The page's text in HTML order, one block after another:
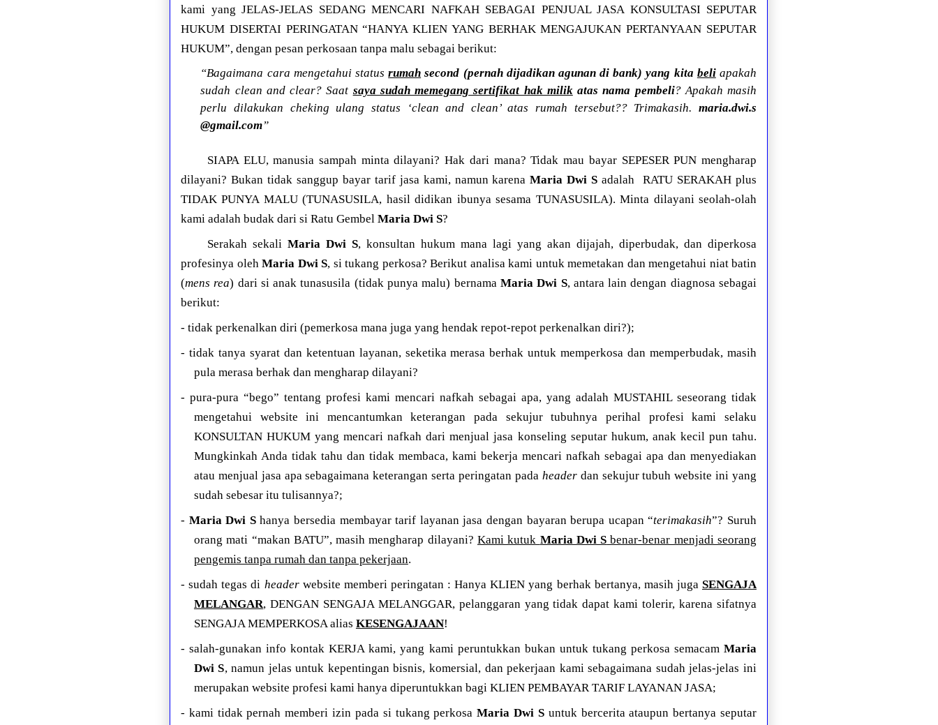
kami yang JELAS-JELAS SEDANG MENCARI NAFKAH SEBAGAI PENJUAL JASA KONSULTASI SEPUTAR
HUKUM DISERTAI PERINGATAN “HANYA KLIEN YANG BERHAK MENGAJUKAN PERTANYAAN SEPUTAR
HUKUM”, dengan pesan perkosaan tanpa malu sebagai berikut:
“Bagaimana cara mengetahui statusrumah second (pernah dijadikan agunan di bank) yang kita beli apakah
sudah clean and clear? Saat saya sudah memegang sertifikat hak milikatas nama pembeli? Apakah masih
perlu dilakukan cheking ulang status ‘clean and clean’ atas rumah tersebut?? Trimakasih. maria.dwi.s
@gmail.com”
SIAPA ELU, manusia sampah minta dilayani? Hak dari mana? Tidak mau bayar SEPESER PUN mengharap
dilayani? Bukan tidak sanggup bayar tarif jasa kami, namun karenaMaria Dwi S adalah
RATU SERAKAH plus
TIDAK PUNYA MALU (TUNASUSILA, hasil didikan ibunya sesama TUNASUSILA). Minta dilayani seolah-olah
kami adalah budak dari si Ratu Gembel Maria Dwi S?
Serakah sekali Maria Dwi S, konsultan hukum mana lagi yang akan dijajah, diperbudak, dan diperkosa
profesinya oleh Maria Dwi S, si tukang perkosa? Berikut analisa kami untuk memetakan dan mengetahui niat batin
(mens rea) dari si anak tunasusila (tidak punya malu) bernama Maria Dwi S, antara lain dengan diagnosa sebagai
berikut:
- tidak perkenalkan diri (pemerkosa mana juga yang hendak repot-repot perkenalkan diri?);
- tidak tanya syarat dan ketentuan layanan, seketika merasa berhak untuk memperkosa dan memperbudak, masih
pula merasa berhak dan mengharap dilayani?
- pura-pura “bego” tentang profesi kami mencari nafkah sebagai apa, yang adalah MUSTAHIL seseorang tidak
mengetahui website ini mencantumkan keterangan pada sekujur tubuhnya perihal profesi kami selaku
KONSULTAN HUKUM yang mencari nafkah dari menjual jasa konseling seputar hukum, anak kecil pun tahu.
Mungkinkah Anda tidak tahu dan tidak membaca, kami bekerja mencari nafkah sebagai apa dan menyediakan
atau menjual jasa apa sebagaimana keterangan serta peringatan pada headerdan sekujur tubuh website ini yang
sudah sebesar itu tulisannya?;
- Maria Dwi Shanya bersedia membayar tarif layanan jasa dengan bayaran berupa ucapan “terimakasih”? Suruh
orang mati “makan BATU”, masih mengharap dilayani? Kami kutuk Maria Dwi S benar-benar menjadi seorang
pengemis tanpa rumah dan tanpa pekerjaan.
- sudah tegas di headerwebsite memberi peringatan : Hanya KLIEN yang berhak bertanya, masih juga SENGAJA
MELANGAR, DENGAN SENGAJA MELANGGAR, pelanggaran yang tidak dapat kami tolerir, karena sifatnya
SENGAJA MEMPERKOSA alias KESENGAJAAN!
- salah-gunakan info kontak KERJA kami, yang kami peruntukkan bukan untuk tukang perkosa semacam Maria
Dwi S, namun jelas untuk kepentingan bisnis, komersial, dan pekerjaan kami sebagaimana sudah jelas-jelas ini
merupakan website profesi kami hanya diperuntukkan bagi KLIEN PEMBAYAR TARIF LAYANAN JASA;
- kami tidak pernah memberi izin pada si tukang perkosaMaria Dwi Suntuk bercerita ataupun bertanya seputar